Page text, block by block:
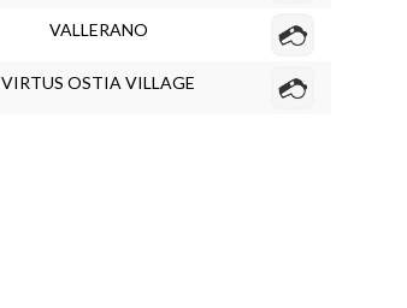
VALLERANO
VIRTUS OSTIA VILLAGE